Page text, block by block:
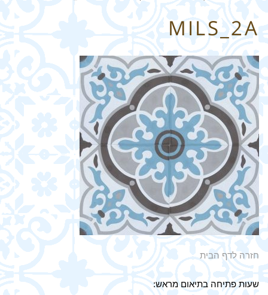
MILS_2A
חזרה לדף הבית
שעות פתיחה בתיאום מראש: